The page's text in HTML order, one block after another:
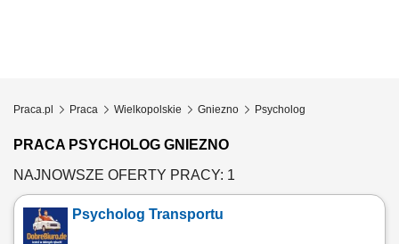
Praca.pl Praca Wielkopolskie Gniezno Psycholog
PRACA PSYCHOLOG GNIEZNO
NAJNOWSZE OFERTY PRACY: 1
Psycholog Transportu